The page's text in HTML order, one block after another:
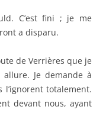
C’est fini ; je me
a disparu.
de Verrières que je
Je demande à
l’ignorent totalement.
devant nous, ayant